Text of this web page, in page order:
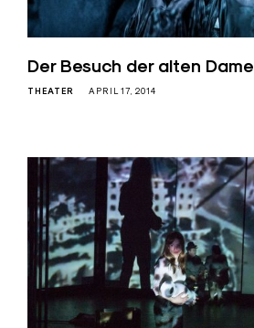
Der Besuch der alten Dame
THEATER APRIL 17, 2014